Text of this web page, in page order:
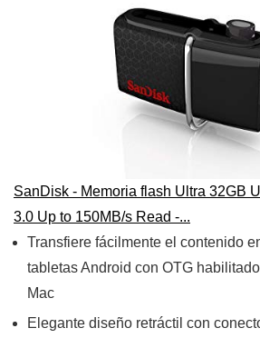
SanDisk - Memoria flash Ultra 32GB
3.0 Up to 150MB/s Read -...
Transfiere fácilmente el contenido
tabletas Android con OTG
Mac
Elegante diseño retráctil con